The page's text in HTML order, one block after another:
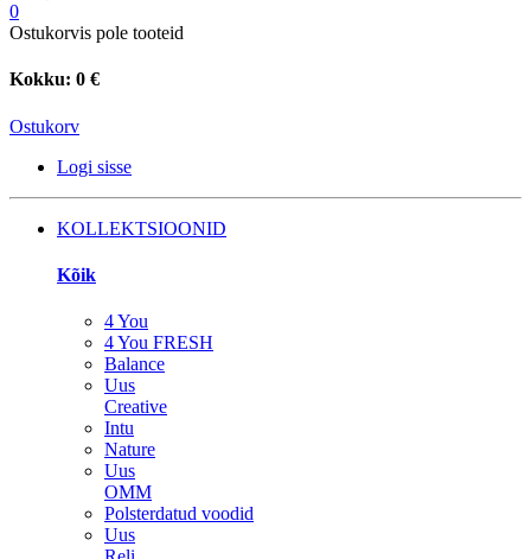
0
Ostukorvis pole tooteid
Kokku: 0 €
Ostukorv
Logi sisse
KOLLEKTSIOONID
Kõik
4 You
4 You FRESH
Balance
Uus
Creative
Intu
Nature
Uus
OMM
Polsterdatud voodid
Uus